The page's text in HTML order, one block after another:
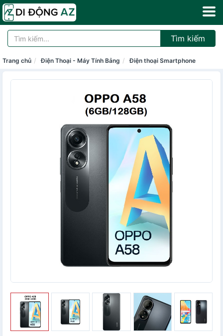
Tìm kiếm
Trang chủ Điện Thoại - Máy Tính Bảng Điện thoại Smartphone